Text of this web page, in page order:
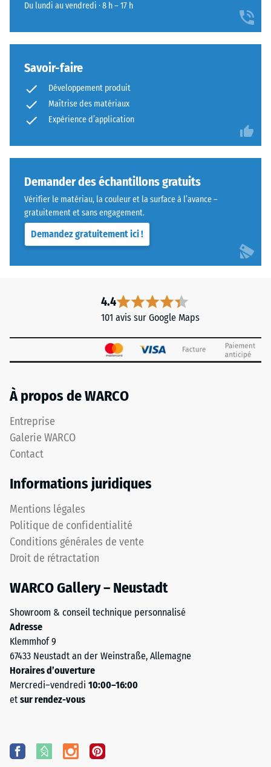
Du lundi au vendredi · 8 h – 17 h
Savoir-faire
Développement produit
Maîtrise des matériaux
Expérience d’application
Demander des échantillons gratuits
Vérifier le matériau, la couleur et la surface à l’avance –
gratuitement et sans engagement.
Demandez gratuitement ici !
4.4
101 avis sur Google Maps
À propos de WARCO
Entreprise
Galerie WARCO
Contact
Informations juridiques
Mentions légales
Politique de confidentialité
Conditions générales de vente
Droit de rétractation
WARCO Gallery – Neustadt
Showroom & conseil technique personnalisé
Adresse
Klemmhof 9
67433 Neustadt an der Weinstraße, Allemagne
Horaires d’ouverture
Mercredi–vendredi 10:00–16:00
et sur rendez-vous